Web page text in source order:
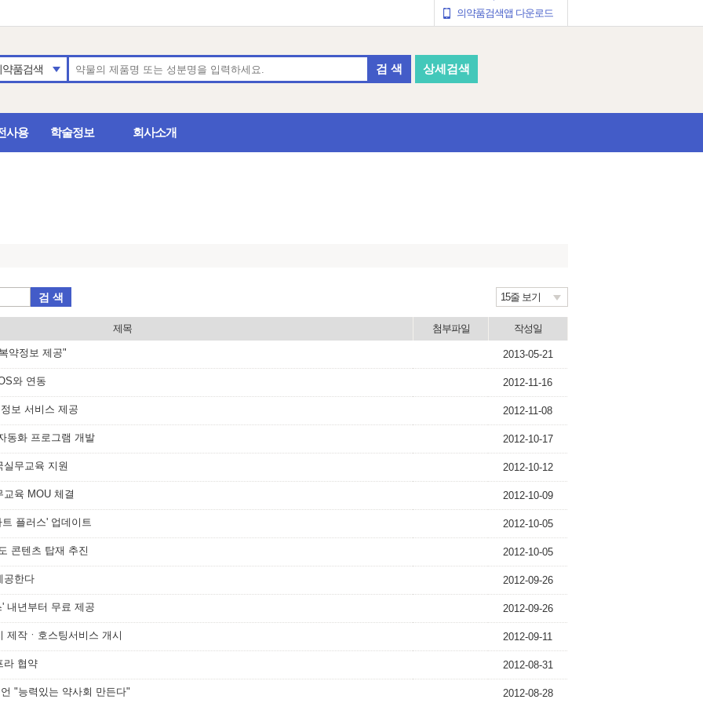
의약품검색앱 다운로드
약품검색 검 색 상세검색
사용 학술정보 회사소개
검 색 15줄 보기
제목 첨부파일 작성일
약정보 제공" 2013-05-21
와 연동 2012-11-16
보 서비스 제공 2012-11-08
동화 프로그램 개발 2012-10-17
무교육 지원 2012-10-12
육 MOU 체결 2012-10-09
플러스' 업데이트 2012-10-05
콘텐츠 탑재 추진 2012-10-05
공한다 2012-09-26
내년부터 무료 제공 2012-09-26
제작ㆍ호스팅서비스 개시 2012-09-11
라 협약 2012-08-31
"능력있는 약사회 만든다" 2012-08-28